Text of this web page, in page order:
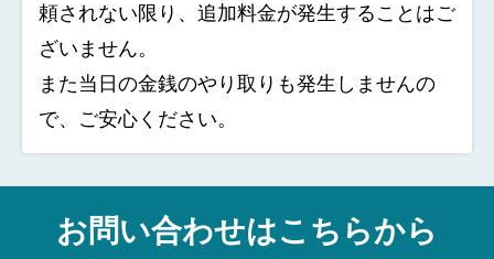
頼されない限り、追加料金が発生することはご
ざいません。
また当日の金銭のやり取りも発生しませんの
で、ご安心ください。
お問い合わせはこちらから